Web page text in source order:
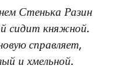
Стенька Разин
сидит княжной.
справляет,
и хмельной.